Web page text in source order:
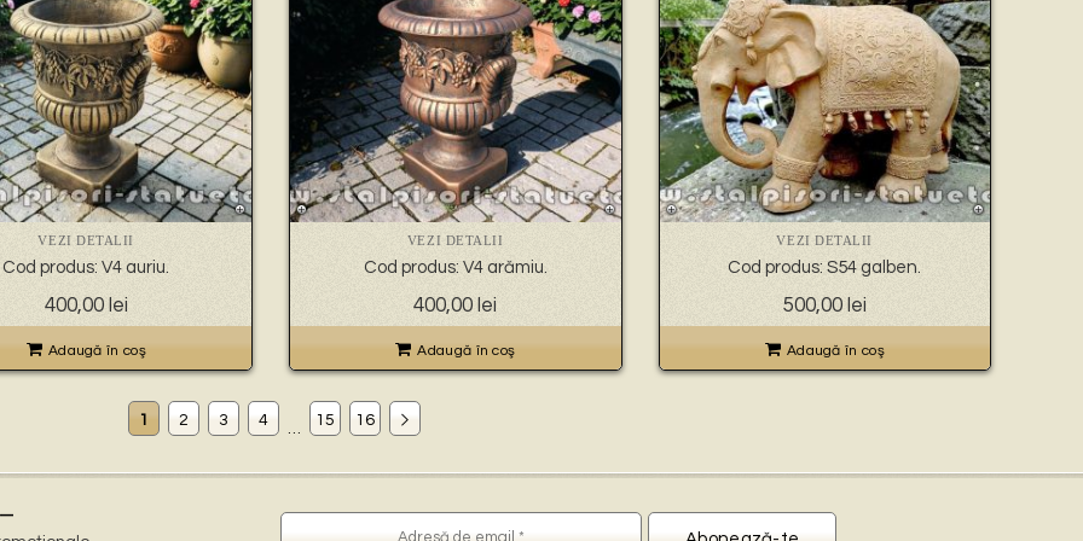
VEZI DETALII
Cod produs: V4 auriu.
400,00 lei
Adaugă în coş
VEZI DETALII
Cod produs: V4 arămiu.
400,00 lei
Adaugă în coş
VEZI DETALII
Cod produs: S54 galben.
500,00 lei
Adaugă în coş
1 2 3 4 15 16